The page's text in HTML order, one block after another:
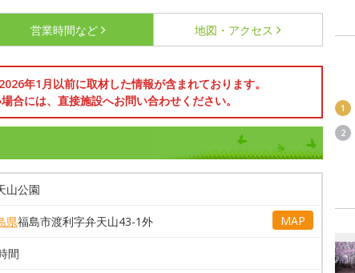
営業時間など 地図・アクセス
年1月以前に取材した情報が含まれております。
合には、直接施設へお問い合わせください。
山公園
県福島市渡利字弁天山43-1外 MAP
間
1
2